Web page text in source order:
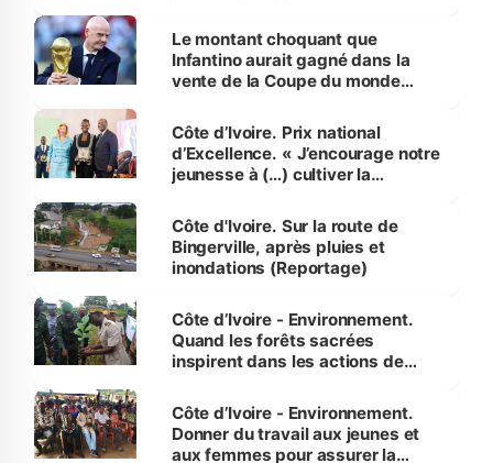
Le montant choquant que
Infantino aurait gagné dans la
vente de la Coupe du monde
Côte d’Ivoire. Prix national
d’Excellence. « J’encourage notre
jeunesse à (…) cultiver la
(Alassane Ouattara
Côte d'Ivoire. Sur la route de
Bingerville, après pluies et
inondations (Reportage)
Côte d’Ivoire - Environnement.
Quand les forêts sacrées
inspirent dans les actions de
Côte d’Ivoire - Environnement.
Donner du travail aux jeunes et
aux femmes pour assurer la